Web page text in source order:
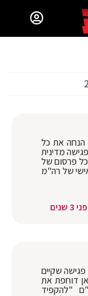
הנחה את כל
מדינית
פרסום של
של רה"מ
3 שנים
פגישה שקיים
דוחפת את
"להקפיד